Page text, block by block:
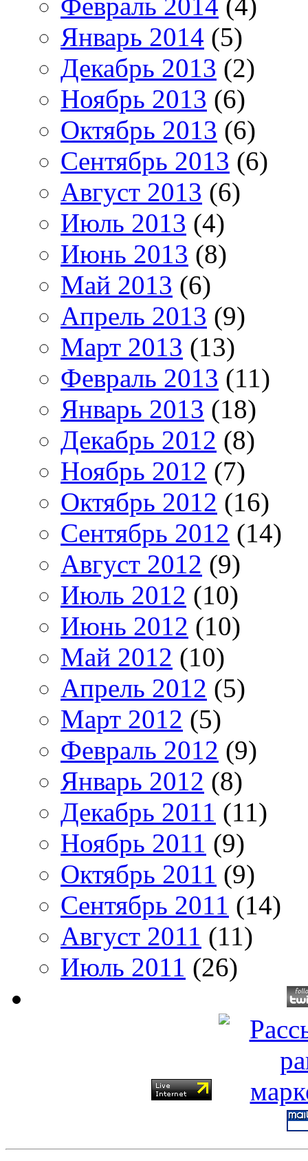
Февраль 2014 (4)
Январь 2014 (5)
Декабрь 2013 (2)
Ноябрь 2013 (6)
Октябрь 2013 (6)
Сентябрь 2013 (6)
Август 2013 (6)
Июль 2013 (4)
Июнь 2013 (8)
Май 2013 (6)
Апрель 2013 (9)
Март 2013 (13)
Февраль 2013 (11)
Январь 2013 (18)
Декабрь 2012 (8)
Ноябрь 2012 (7)
Октябрь 2012 (16)
Сентябрь 2012 (14)
Август 2012 (9)
Июль 2012 (10)
Июнь 2012 (10)
Май 2012 (10)
Апрель 2012 (5)
Март 2012 (5)
Февраль 2012 (9)
Январь 2012 (8)
Декабрь 2011 (11)
Ноябрь 2011 (9)
Октябрь 2011 (9)
Сентябрь 2011 (14)
Август 2011 (11)
Июль 2011 (26)